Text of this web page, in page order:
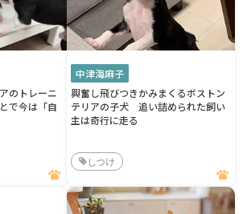
のトレーニ
で今は「自
中津海麻子
興奮し飛びつきかみまくるボストン
テリアの子犬 追い詰められた飼い
主は奇行に走る
しつけ